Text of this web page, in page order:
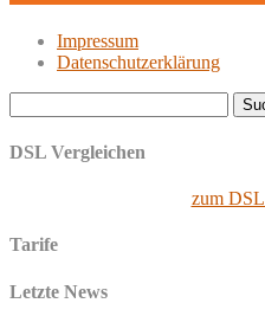
Impressum
Datenschutzerklärung
nach:
DSL Vergleichen
zum
Tarife
Letzte News